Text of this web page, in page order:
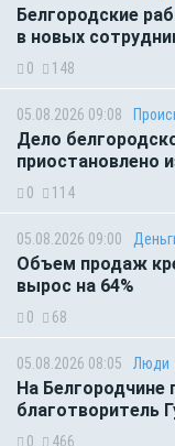
Белгородские
в новых
0 148
05.08.2026 09:08
Дело
приостановлено
0 114
05.08.2026 09:00
Объем продаж
вырос на 64%
0 68
05.08.2026 08:05 Люди
На Белгородчине
благотворитель
0 466